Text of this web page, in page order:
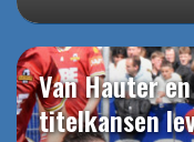
Van Hauter
titelkansen